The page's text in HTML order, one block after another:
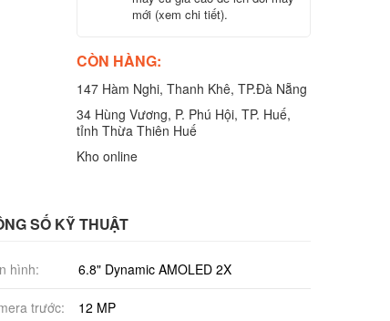
mới (xem chi tiết).
CÒN HÀNG:
147 Hàm Nghi, Thanh Khê, TP.Đà Nẵng
34 Hùng Vương, P. Phú Hội, TP. Huế,
tỉnh Thừa Thiên Huế
Kho online
SỐ KỸ THUẬT
hình: 6.8" Dynamic AMOLED 2X
trước: 12 MP